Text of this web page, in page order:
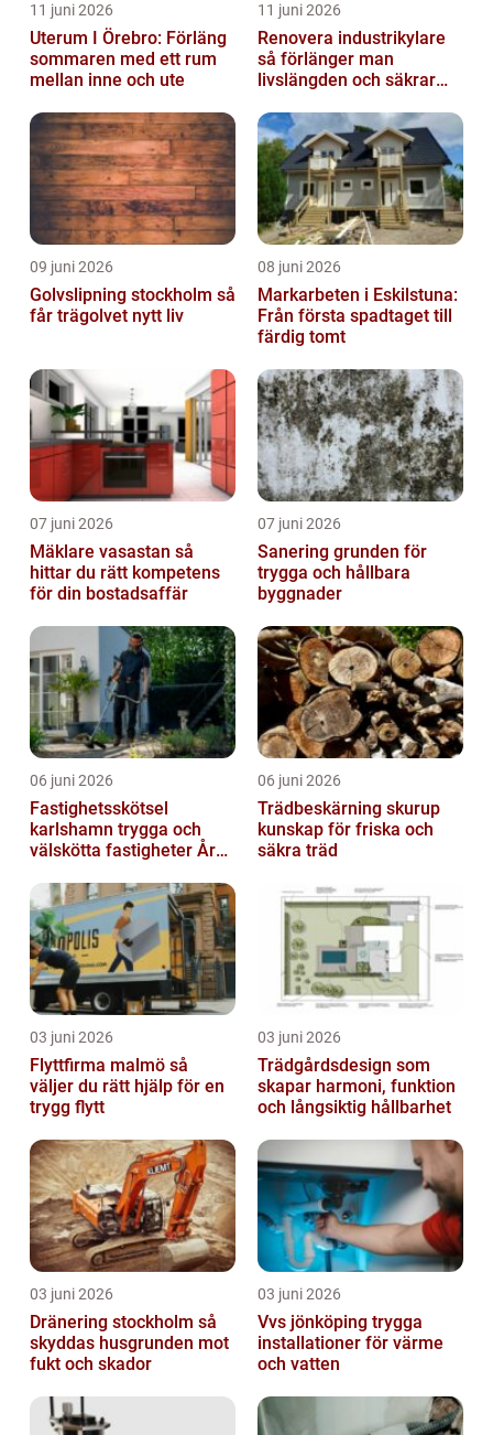
11 juni 2026
Uterum I Örebro: Förläng
sommaren med ett rum
mellan inne och ute
11 juni 2026
Renovera industrikylare
så förlänger man
livslängden och säkrar
09 juni 2026
Golvslipning stockholm så
får trägolvet nytt liv
08 juni 2026
Markarbeten i Eskilstuna:
Från första spadtaget till
färdig tomt
07 juni 2026
Mäklare vasastan så
hittar du rätt kompetens
för din bostadsaffär
07 juni 2026
Sanering grunden för
trygga och hållbara
byggnader
06 juni 2026
Fastighetsskötsel
karlshamn trygga och
välskötta fastigheter Året
06 juni 2026
Trädbeskärning skurup
kunskap för friska och
säkra träd
03 juni 2026
Flyttfirma malmö så
väljer du rätt hjälp för en
trygg flytt
03 juni 2026
Trädgårdsdesign som
skapar harmoni, funktion
och långsiktig hållbarhet
03 juni 2026
Dränering stockholm så
skyddas husgrunden mot
fukt och skador
03 juni 2026
Vvs jönköping trygga
installationer för värme
och vatten